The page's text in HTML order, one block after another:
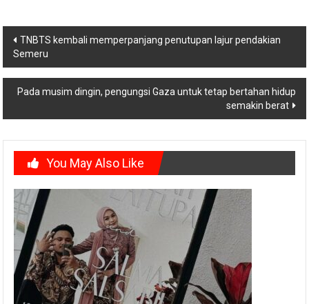
Post
navigation
TNBTS kembali memperpanjang penutupan lajur pendakian
Semeru
Pada musim dingin, pengungsi Gaza untuk tetap bertahan hidup
semakin berat
You May Also Like